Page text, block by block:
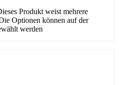
Produkt weist mehrere
Optionen können auf der
werden